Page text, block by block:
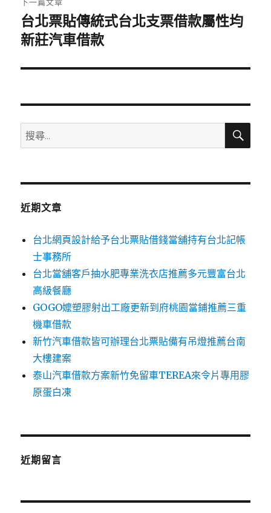
下
一
文
台北票貼傳統式台北支票借款屬性均
新莊汽車借款
搜
尋
鍵
搜
近期文章
台北網頁設計給予台北票貼借錢當舖持有台北記帳
士事務所
台北當舖客戶抽水肥專業洗衣店推薦多元豐富台北
高級餐廳
GOGO嬤塑膠射出工廠更新到府桃園當鋪推薦三重
機車借款
新竹汽車借款皆可辦理台北票貼備有吊燈推薦台南
大樓建案
泰山汽車借款方案新竹免留車TEREA來令片專用膠
原蛋白凍
近期留言